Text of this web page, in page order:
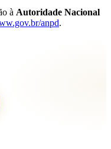
à Autoridade Nacional
anpd.